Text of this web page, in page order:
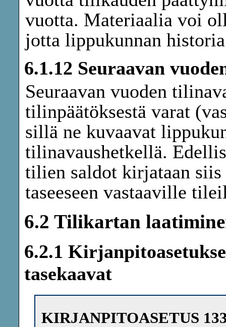
vuotta. Materiaalia voi
jotta lippukunnan
6.1.12 Seuraavan
Seuraavan vuoden
tilinpäätöksestä varat
sillä ne kuvaavat
tilinavaushetkellä.
tilien saldot kirjataan siis
taseeseen vastaaville
6.2 Tilikartan
6.2.1
tasekaavat
KIRJANPITOASETUS